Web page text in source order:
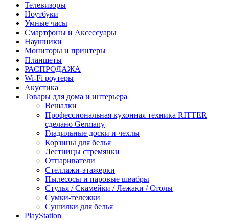
Телевизоры
Ноутбуки
Умные часы
Смартфоны и Аксессуары
Наушники
Мониторы и принтеры
Планшеты
РАСПРОДАЖА
Wi-Fi роутеры
Акустика
Товары для дома и интерьера
Вешалки
Профессиональная кухонная техника RITTER
сделано Germany
Гладильные доски и чехлы
Корзины для белья
Лестницы стремянки
Отпариватели
Стеллажи-этажерки
Пылесосы и паровые швабры
Стулья / Скамейки / Лежаки / Столы
Сумки-тележки
Сушилки для белья
PlayStation